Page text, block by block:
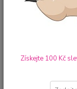
Získejte 100 Kč